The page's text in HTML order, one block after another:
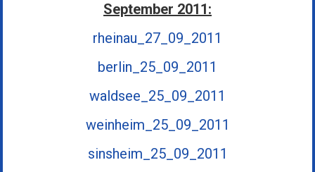
September 2011:
rheinau_27_09_2011
berlin_25_09_2011
waldsee_25_09_2011
weinheim_25_09_2011
sinsheim_25_09_2011